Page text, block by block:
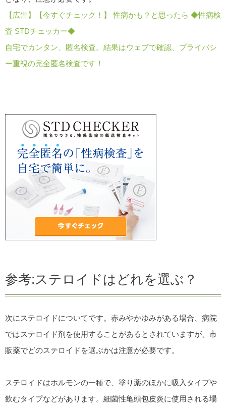
【広告】【今すぐチェック！】 性病かも？と思ったら ◆性病検
査 STDチェッカー◆
自宅でカンタン、匿名検査。結果はウェブで確認、プライバシ
ー重視の完全匿名検査です！
参考:ステロイドはどれを選ぶ？
次にステロイドについてです。赤みやかゆみがある場合、病院
ではステロイド剤を使用することがあるとされていますが、市
販薬でどのステロイドを選ぶかは注意が必要です。
ステロイドはホルモンの一種で、塗り薬のほかに吸入タイプや
飲むタイプなどがあります。細菌性亀頭包皮炎に使用される場